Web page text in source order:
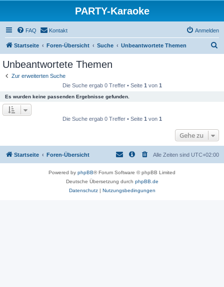
PARTY-Karaoke
FAQ Kontakt Anmelden
Startseite Foren-Übersicht Suche Unbeantwortete Themen
Unbeantwortete Themen
Zur erweiterten Suche
Die Suche ergab 0 Treffer • Seite 1 von 1
Es wurden keine passenden Ergebnisse gefunden.
Die Suche ergab 0 Treffer • Seite 1 von 1
Gehe zu
Startseite Foren-Übersicht Alle Zeiten sind UTC+02:00
Powered by phpBB® Forum Software © phpBB Limited
Deutsche Übersetzung durch phpBB.de
Datenschutz| Nutzungsbedingungen